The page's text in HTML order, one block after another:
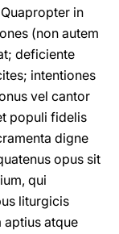
in
(non autem
deficiente
intentiones
vel cantor
populi fidelis
digne
opus sit
qui
liturgicis
aptius atque